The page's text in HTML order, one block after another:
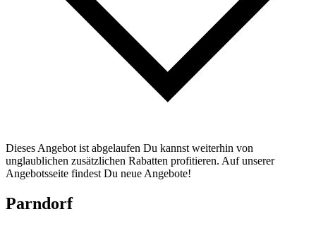
Dieses Angebot ist abgelaufen Du kannst weiterhin von
unglaublichen zusätzlichen Rabatten profitieren. Auf unserer
Angebotsseite findest Du neue Angebote!
Parndorf